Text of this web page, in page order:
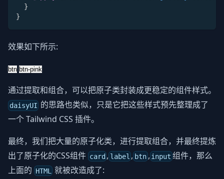
}
}
效果如下所示:
btn btn-pink
通过提取和组合，可以把原子类封装成更稳定的组件样式。
daisyUI 的思路也类似，只是它把这些样式预先整理成了
一个 Tailwind CSS 插件。
最终，我们把大量的原子化类，进行提取组合，并最终提炼
出了原子化的CSS组件 card , label , btn, input 组件，那么
上面的 HTML 就被改造成了: